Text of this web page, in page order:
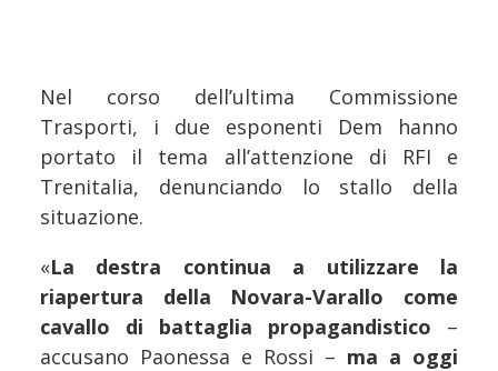
Nel corso dell’ultima Commissione
Trasporti, i due esponenti Dem hanno
portato il tema all’attenzione di RFI e
Trenitalia, denunciando lo stallo della
situazione.
«La destra continua a utilizzare la
riapertura della Novara-Varallo come
cavallo di battaglia propagandistico –
accusano Paonessa e Rossi – ma a oggi